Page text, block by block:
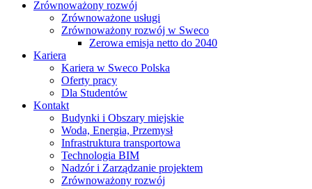
Zrównoważony rozwój
Zrównoważone usługi
Zrównoważony rozwój w Sweco
Zerowa emisja netto do 2040
Kariera
Kariera w Sweco Polska
Oferty pracy
Dla Studentów
Kontakt
Budynki i Obszary miejskie
Woda, Energia, Przemysł
Infrastruktura transportowa
Technologia BIM
Nadzór i Zarządzanie projektem
Zrównoważony rozwój